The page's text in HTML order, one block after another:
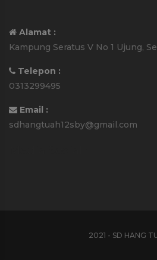
Alamat :
Kampung Seratus V No 1 Ujung,
Telepon :
0313299495
Email :
sdhangtuah12sby@gmail.com
2021 - SD HANG